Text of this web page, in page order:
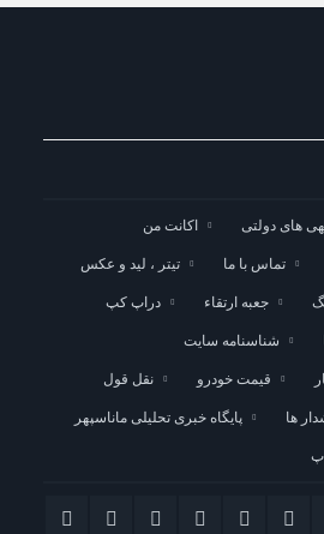
های دولتی اکانت من
تماس با ما تیتر ، لید و عکس
جعبه ارتقاء دراپ کپ
شناسنامه سایت
قیمت خودرو نقل قول
ها پایگاه خبری تحلیلی ماناسپهر